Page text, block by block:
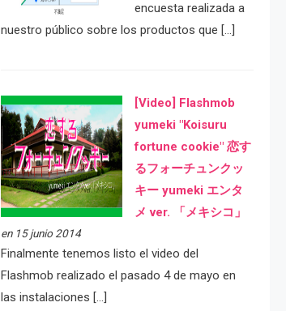
encuesta realizada a
nuestro público sobre los productos que […]
[Video] Flashmob
yumeki "Koisuru
fortune cookie" 恋す
るフォーチュンクッ
キー yumeki エンタ
メ ver. 「メキシコ」
en 15 junio 2014
Finalmente tenemos listo el video del
Flashmob realizado el pasado 4 de mayo en
las instalaciones […]